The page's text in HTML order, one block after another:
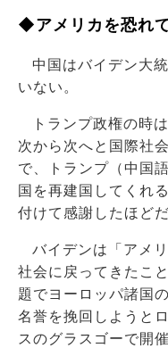
◆アメリカを恐れ
中国はバイデン大
いない。
トランプ政権の時
次から次へと国際社
で、トランプ（中国
国を再建国してくれ
付けて感謝したほどだ
バイデンは「アメ
社会に戻ってきたこ
題でヨーロッパ諸国
名誉を挽回しようと
スのグラスゴーで開